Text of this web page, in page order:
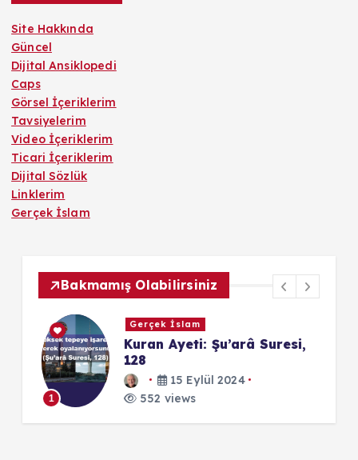
Site Hakkında
Güncel
Dijital Ansiklopedi
Caps
Görsel İçeriklerim
Tavsiyelerim
Video İçeriklerim
Ticari İçeriklerim
Dijital Sözlük
Linklerim
Gerçek İslam
Bakmamış Olabilirsiniz
1
Gerçek İslam
Kuran Ayeti: Şu’arâ Suresi,
128
15 Eylül 2024
552 views